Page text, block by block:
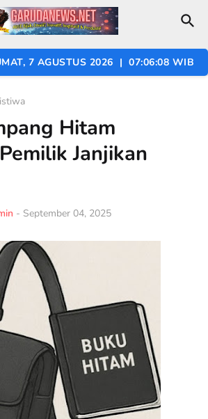
7 AGUSTUS 2026 | 07:06:09 WIB
Hitam
Janjikan
- September 04, 2025